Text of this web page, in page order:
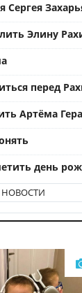
Сергея
Элину
перед
Артёма
день
НОВОСТИ